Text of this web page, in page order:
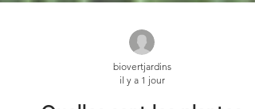
biovertjardins